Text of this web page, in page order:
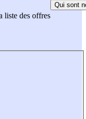
liste des offres
Qui sont